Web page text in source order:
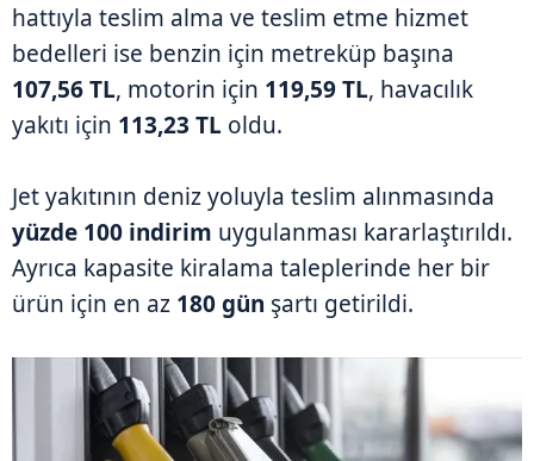
hattıyla teslim alma ve teslim etme hizmet
bedelleri ise benzin için metreküp başına
107,56 TL, motorin için 119,59 TL, havacılık
yakıtı için 113,23 TL oldu.
Jet yakıtının deniz yoluyla teslim alınmasında
yüzde 100 indirim uygulanması kararlaştırıldı.
Ayrıca kapasite kiralama taleplerinde her bir
ürün için en az 180 gün şartı getirildi.